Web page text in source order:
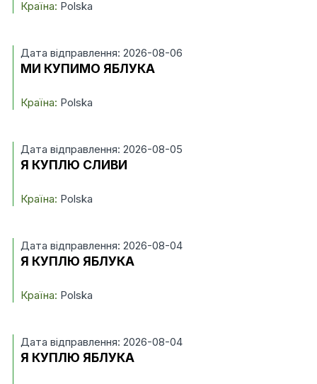
Країна: Polska
Дата відправлення: 2026-08-06
МИ КУПИМО ЯБЛУКА
Країна: Polska
Дата відправлення: 2026-08-05
Я КУПЛЮ СЛИВИ
Країна: Polska
Дата відправлення: 2026-08-04
Я КУПЛЮ ЯБЛУКА
Країна: Polska
Дата відправлення: 2026-08-04
Я КУПЛЮ ЯБЛУКА